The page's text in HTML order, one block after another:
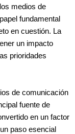
medios de
fundamental
en cuestión. La
un impacto
prioridades
de comunicación
fuente de
en un factor
paso esencial